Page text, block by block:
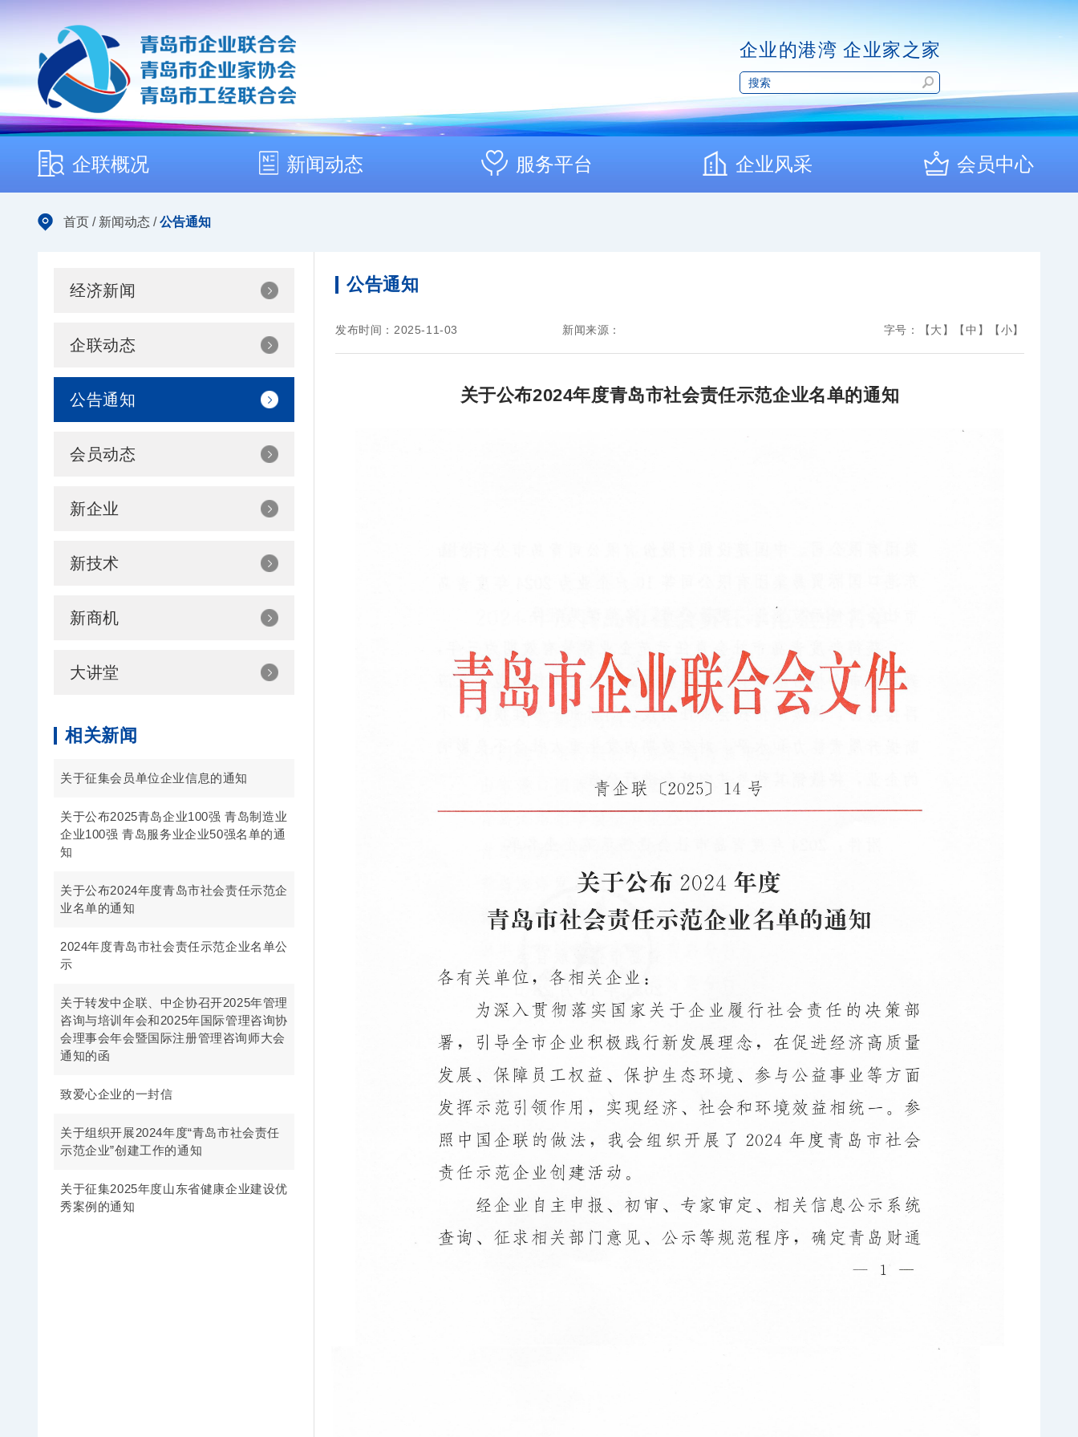
企业的港湾 企业家之家
企联概况 新闻动态 服务平台 企业风采 会员中心
首页 / 新闻动态 /公告通知
经济新闻
企联动态
公告通知
会员动态
新企业
新技术
新商机
大讲堂
相关新闻
关于征集会员单位企业信息的通知
关于公布2025青岛企业100强 青岛制造业
企业100强 青岛服务业企业50强名单的通
知
关于公布2024年度青岛市社会责任示范企
业名单的通知
2024年度青岛市社会责任示范企业名单公
示
关于转发中企联、中企协召开2025年管理
咨询与培训年会和2025年国际管理咨询协
会理事会年会暨国际注册管理咨询师大会
通知的函
致爱心企业的一封信
关于组织开展2024年度“青岛市社会责任
示范企业”创建工作的通知
关于征集2025年度山东省健康企业建设优
秀案例的通知
公告通知
发布时间：2025-11-03 新闻来源： 字号： 【大】 【中】 【小】
关于公布2024年度青岛市社会责任示范企业名单的通知